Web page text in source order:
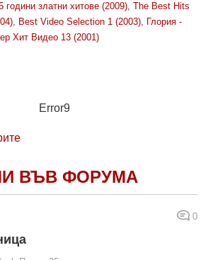
години златни хитове (2009),The Best Hits
, Best Video Selection 1 (2003), Глория -
Хит Видео 13 (2001)
Error9
ВЪВ ФОРУМА
0